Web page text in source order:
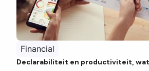
Financial
Declarabiliteit en productiviteit,